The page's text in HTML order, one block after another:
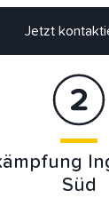
Jetzt
Süd